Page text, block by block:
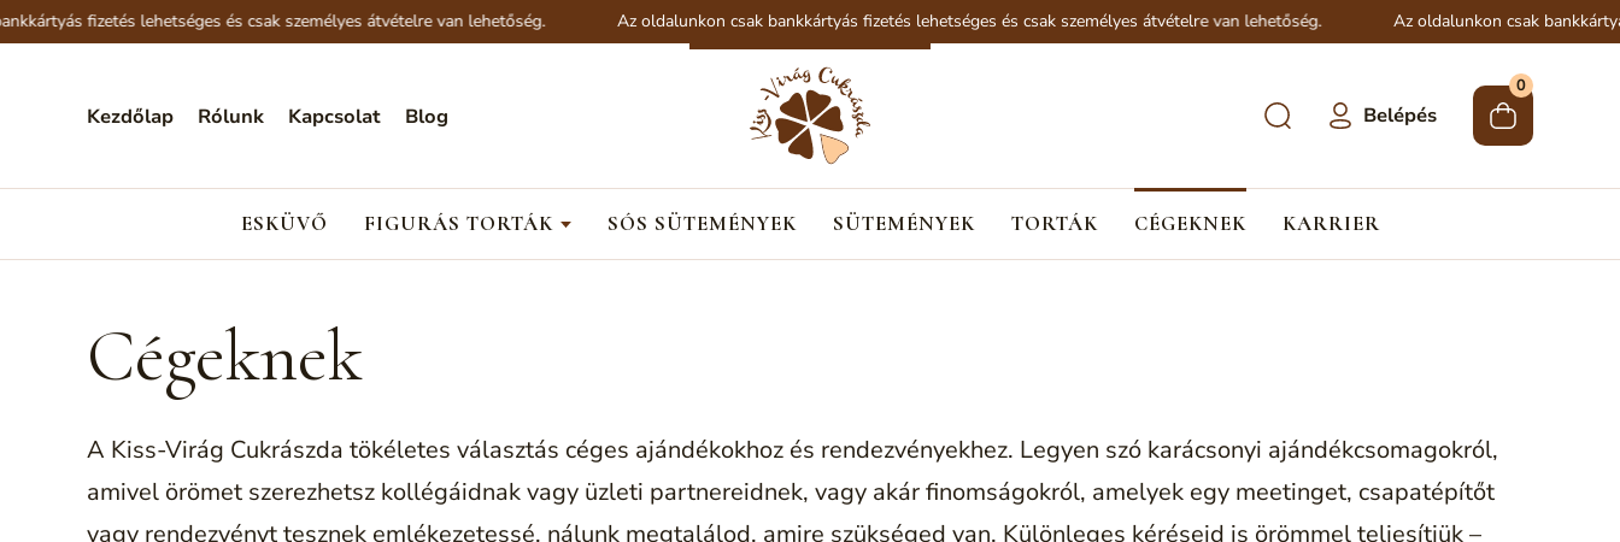
fizetés lehetséges és csak személyes átvételre van lehetőség. Az oldalunkon csak bankkártyás fizetés lehetséges és csak személyes átvételre van lehetőség. Az oldalunkon csak
Kezdőlap Rólunk Kapcsolat Blog Belépés
0
ESKÜVŐ FIGURÁS TORTÁK SÓS SÜTEMÉNYEK SÜTEMÉNYEK TORTÁK CÉGEKNEK KARRIER
Cégeknek
A Kiss-Virág Cukrászda tökéletes választás céges ajándékokhoz és rendezvényekhez. Legyen szó karácsonyi ajándékcsomagokról,
amivel örömet szerezhetsz kollégáidnak vagy üzleti partnereidnek, vagy akár finomságokról, amelyek egy meetinget, csapatépítőt
vagy rendezvényt tesznek emlékezetessé, nálunk megtalálod, amire szükséged van. Különleges kéréseid is örömmel teljesítjük –